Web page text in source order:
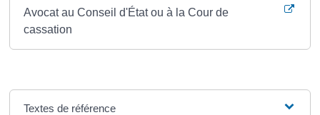
Avocat au Conseil d'État ou à la Cour de
cassation
Textes de référence